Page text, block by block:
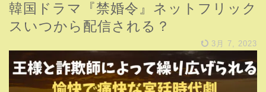
韓国ドラマ『禁婚令』ネットフリック
スいつから配信される？
3月 7, 2023